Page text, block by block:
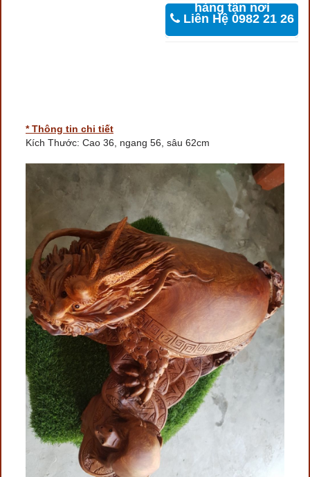
hàng tận nơi
Liên Hệ 0982 21 26
* Thông tin chi tiết
Kích Thước: Cao 36, ngang 56, sâu 62cm